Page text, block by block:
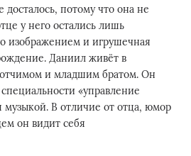
досталось, потому что она не
у него остались лишь
изображением и игрушечная
Даниил живёт в
и младшим братом. Он
«управление
музыкой. В отличие от отца, юмор
он видит себя